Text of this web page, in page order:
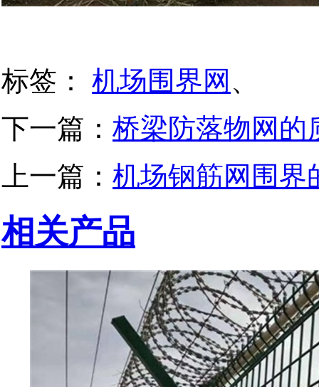
标签： 机场围界网 、
下一篇： 桥梁防落物网的
上一篇： 机场钢筋网围界
相关产品